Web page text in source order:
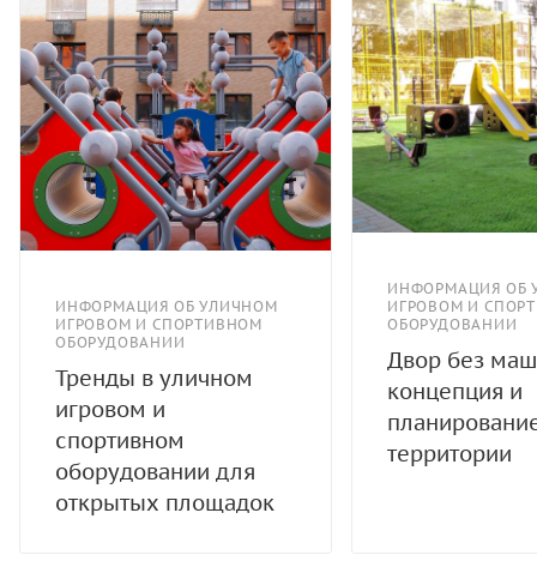
ИНФОРМАЦИЯ ОБ УЛИЧНОМ
ИГРОВОМ И СПОРТИВНОМ
ОБОРУДОВАНИИ
Тренды в уличном
игровом и
спортивном
оборудовании для
открытых площадок
ИНФОРМАЦИЯ ОБ
ИГРОВОМ И
ОБОРУДОВАНИИ
Двор без
концепция и
территории